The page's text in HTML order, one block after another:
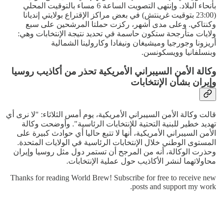
بأنحاء البلاد. وإنتهى التصويت الساعة 6 مساء بالتوقيت المحلي
(23:00 بتوقيت غرينتش) في بعض مراكز الإقتراع بولايتي إنديانا
وكنتاكي. وعلى مدى أشهر، ركزت حملتا المرشحين على سبع
ولايات متأرجحة ستكون حاسمة في تحديد نتيجة الإنتخابات وهي:
أريزونا وجورجيا وميشيغان ونيفادا وكارولينا الشمالية
وبنسلفانيا وويسكونسن.
وكالة الأمن السيبراني الأمريكية تحذر من أكاذيب روسيا
وإيران بشأن الإنتخابات
قالت وكالة الأمن السيبراني الأمريكية، يوم أمس الثلاثاء: "لا نرى أي
تهديد خطير للبنية التحتية للإنتخابات الرئاسية". وأوضحت وكالة
الأمن السيبراني الأمريكية، أنها لا تتبع حاليا أي حوادث كبيرة على
المستوى الوطني خلال الإنتخابات الرئاسية في الولايات المتحدة.
وحذرت الوكالة، أنه من المرجح أن تستمر دول مثل روسيا وإيران
محاولاتهما لنشر الأكاذيب حول عملية الإنتخابات.
Thanks for reading World Brew! Subscribe for free to receive new
posts and support my work.